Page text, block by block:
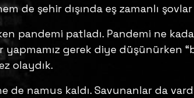
de şehir dışında eş zamanlı
pandemi patladı. Pandemi ne
gerek diye düşünürken
olaydık.
de namus kaldı. Savunanlar da